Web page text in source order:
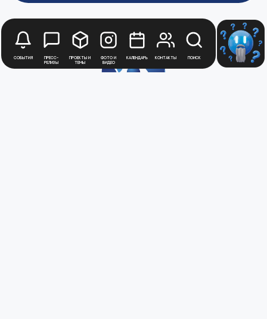
События
Пресс-
релизы
Проекты и
темы
Фото и
видео
Календарь Контакты Поиск